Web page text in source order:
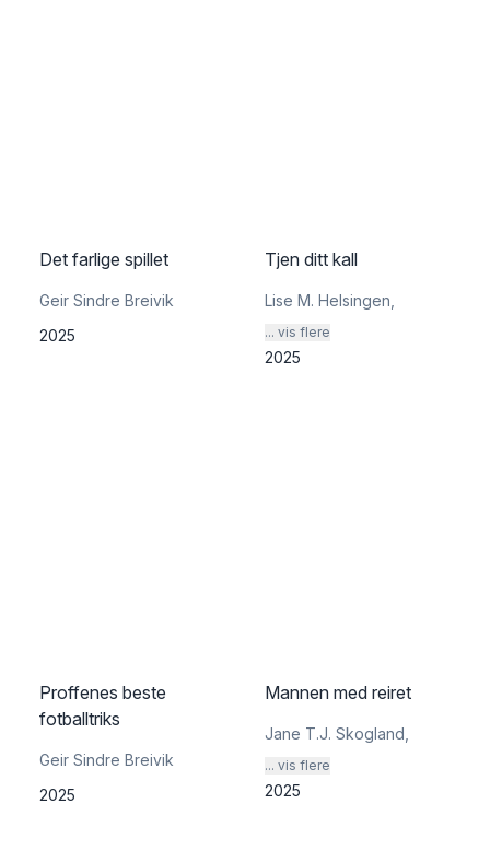
Det farlige spillet
Geir Sindre Breivik
2025
Tjen ditt kall
Lise M. Helsingen
... vis flere
2025
Proffenes beste
fotballtriks
Geir Sindre Breivik
2025
Mannen med reiret
Jane T.J. Skogland
... vis flere
2025